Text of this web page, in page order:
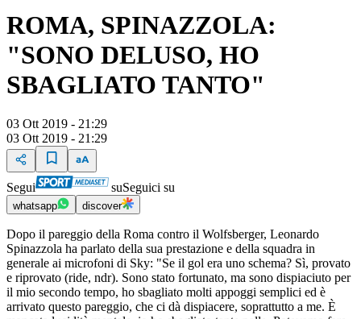
ROMA, SPINAZZOLA:
"SONO DELUSO, HO
SBAGLIATO TANTO"
03 Ott 2019 - 21:29
03 Ott 2019 - 21:29
Segui suSeguici su
whatsapp discover
Dopo il pareggio della Roma contro il Wolfsberger, Leonardo
Spinazzola ha parlato della sua prestazione e della squadra in
generale ai microfoni di Sky: "Se il gol era uno schema? Sì, provato
e riprovato (ride, ndr). Sono stato fortunato, ma sono dispiaciuto per
il mio secondo tempo, ho sbagliato molti appoggi semplici ed è
arrivato questo pareggio, che ci dà dispiacere, soprattutto a me. È